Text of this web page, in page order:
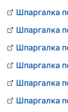
Шпаргалка
Шпаргалка
Шпаргалка
Шпаргалка
Шпаргалка
Шпаргалка